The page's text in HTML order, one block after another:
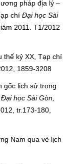
pháp địa lý –
chí Đại học Sài
2011. T1/2012
thế kỷ XX, Tạp chí
1859-3208
gốc lịch sử trong
Đại học Sài Gòn,
tr.173-180,
Nam qua vè lịch